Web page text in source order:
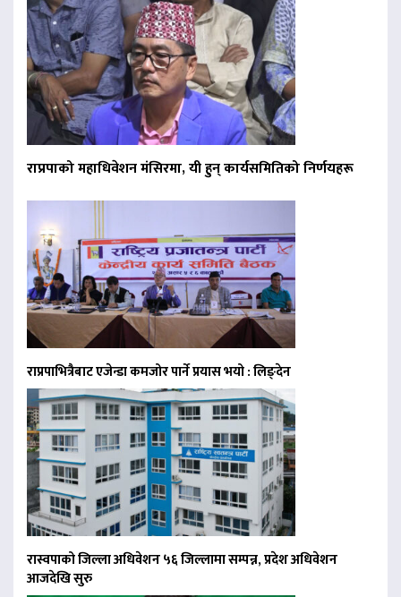
राप्रपाको महाधिवेशन मंसिरमा, यी हुन् कार्यसमितिको निर्णयहरू
राप्रपाभित्रैबाट एजेन्डा कमजोर पार्ने प्रयास भयो : लिङ्देन
रास्वपाको जिल्ला अधिवेशन ५६ जिल्लामा सम्पन्न, प्रदेश अधिवेशन
आजदेखि सुरु